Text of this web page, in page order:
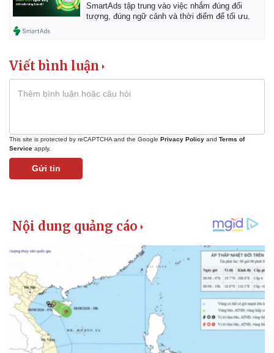
SmartAds tập trung vào việc nhắm đúng đối
tượng, đúng ngữ cảnh và thời điểm để tối ưu.
Viết bình luận
This site is protected by reCAPTCHA and the Google Privacy Policy and Terms of
Service apply.
Gửi tin